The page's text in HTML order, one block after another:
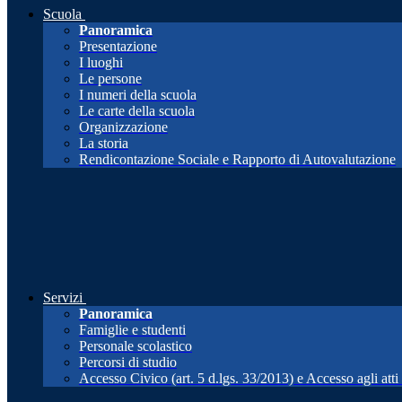
Scuola
Panoramica
Presentazione
I luoghi
Le persone
I numeri della scuola
Le carte della scuola
Organizzazione
La storia
Rendicontazione Sociale e Rapporto di Autovalutazione
Servizi
Panoramica
Famiglie e studenti
Personale scolastico
Percorsi di studio
Accesso Civico (art. 5 d.lgs. 33/2013) e Accesso agli